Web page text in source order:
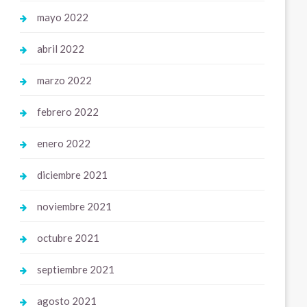
mayo 2022
abril 2022
marzo 2022
febrero 2022
enero 2022
diciembre 2021
noviembre 2021
octubre 2021
septiembre 2021
agosto 2021